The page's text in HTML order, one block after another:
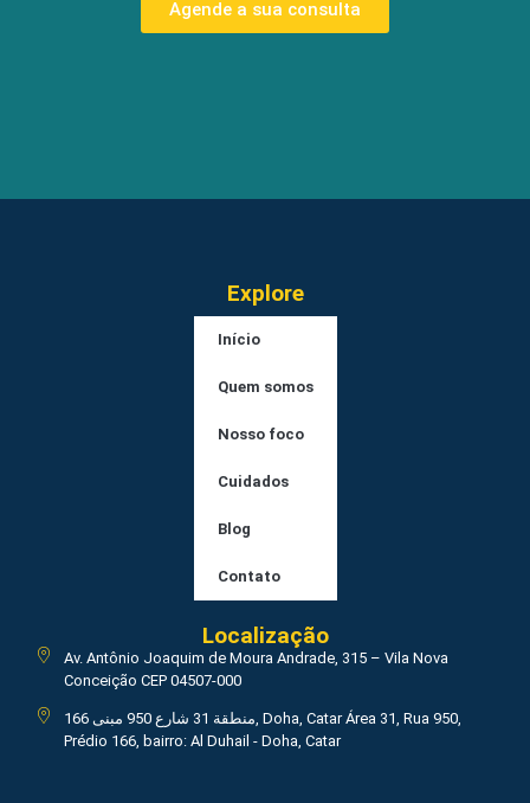
Agende a sua consulta
Explore
Início
Quem somos
Nosso foco
Cuidados
Blog
Contato
Localização
Av. Antônio Joaquim de Moura Andrade, 315 – Vila Nova
Conceição CEP 04507-000
منطقة 31 شارع 950 مبنى 166, Doha, Catar Área 31, Rua 950,
Prédio 166, bairro: Al Duhail - Doha, Catar